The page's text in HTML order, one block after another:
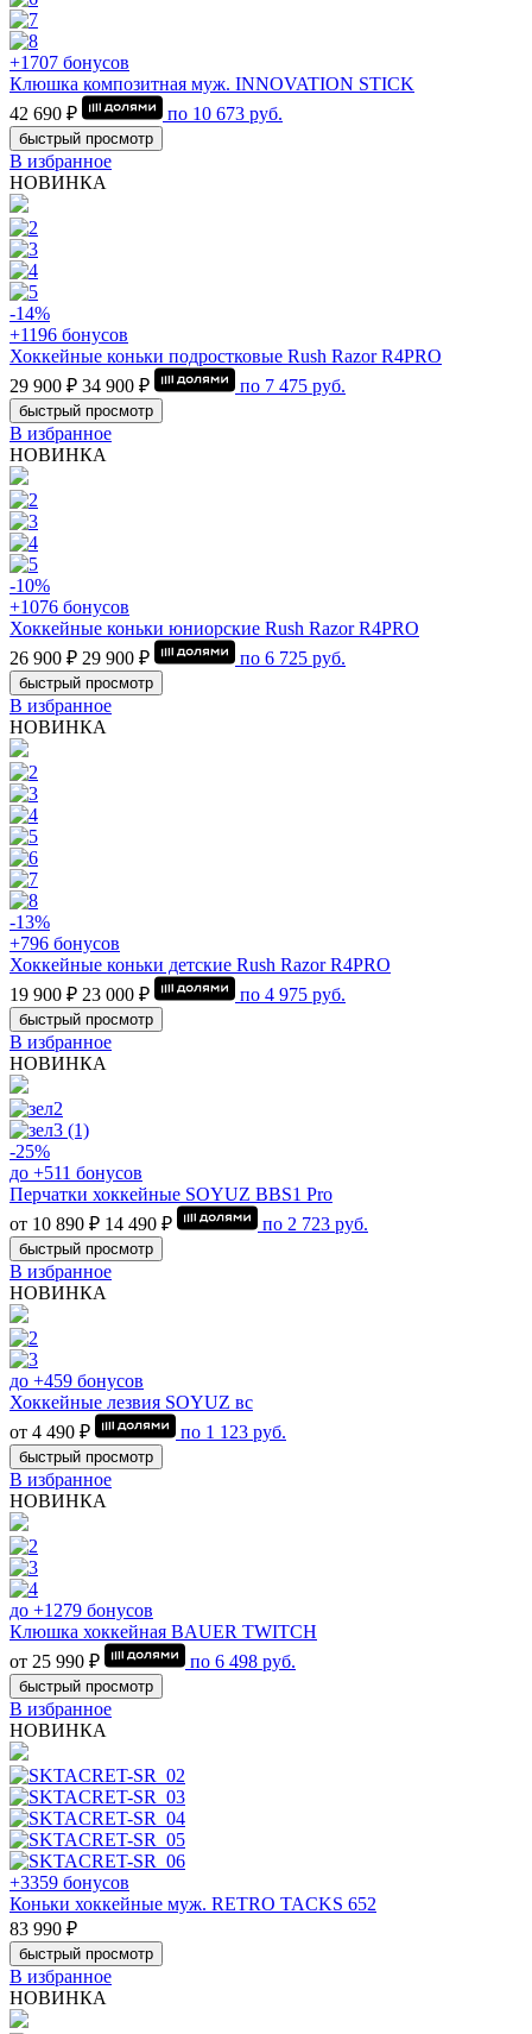
+1707 бонусов
Клюшка композитная муж. INNOVATION STICK
42 690 ₽
по 10 673 руб.
быстрый просмотр
В избранное
НОВИНКА
-14%
+1196 бонусов
Хоккейные коньки подростковые Rush Razor R4PRO
29 900 ₽ 34 900 ₽ по 7 475 руб.
быстрый просмотр
В избранное
НОВИНКА
-10%
+1076 бонусов
Хоккейные коньки юниорские Rush Razor R4PRO
26 900 ₽ 29 900 ₽ по 6 725 руб.
быстрый просмотр
В избранное
НОВИНКА
-13%
+796 бонусов
Хоккейные коньки детские Rush Razor R4PRO
19 900 ₽ 23 000 ₽ по 4 975 руб.
быстрый просмотр
В избранное
НОВИНКА
-25%
до +511 бонусов
Перчатки хоккейные SOYUZ BBS1 Pro
от 10 890 ₽ 14 490 ₽ по 2 723 руб.
быстрый просмотр
В избранное
НОВИНКА
до +459 бонусов
Хоккейные лезвия SOYUZ вс
от 4 490 ₽
по 1 123 руб.
быстрый просмотр
В избранное
НОВИНКА
до +1279 бонусов
Клюшка хоккейная BAUER TWITCH
от 25 990 ₽
по 6 498 руб.
быстрый просмотр
В избранное
НОВИНКА
+3359 бонусов
Коньки хоккейные муж. RETRO TACKS 652
83 990 ₽
быстрый просмотр
В избранное
НОВИНКА